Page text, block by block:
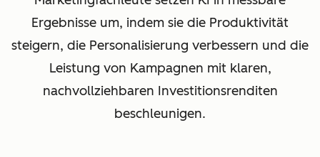
Ergebnisse um, indem sie die Produktivität
steigern, die Personalisierung verbessern und die
Leistung von Kampagnen mit klaren,
nachvollziehbaren Investitionsrenditen
beschleunigen.